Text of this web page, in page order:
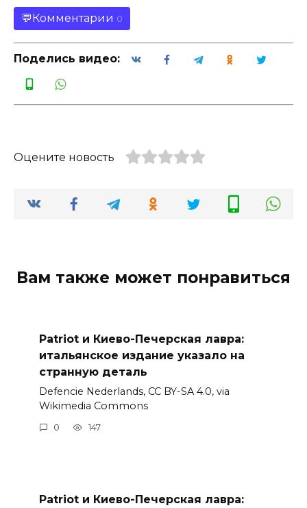
Комментарии 0
Поделись видео:
Оцените новость
Вам также может понравиться
Patriot и Киево-Печерская лавра:
итальянское издание указало на
странную деталь
Defencie Nederlands, CC BY-SA 4.0, via
Wikimedia Commons
0 147
Patriot и Киево-Печерская лавра: